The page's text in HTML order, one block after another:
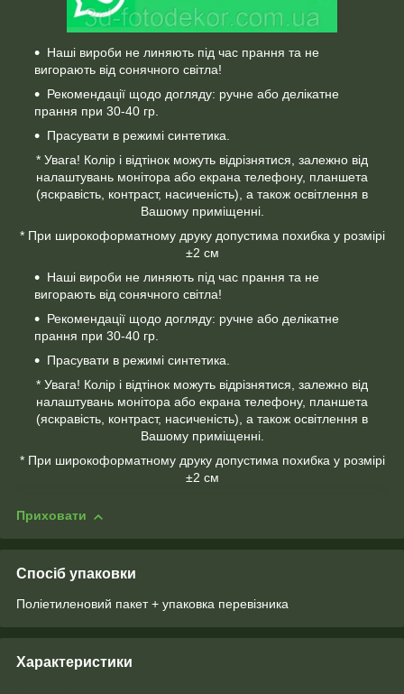
Наші вироби не линяють під час прання та не
вигорають від сонячного світла!
Рекомендації щодо догляду: ручне або делікатне
прання при 30-40 гр.
Прасувати в режимі синтетика.
* Увага! Колір і відтінок можуть відрізнятися, залежно від
налаштувань монітора або екрана телефону, планшета
(яскравість, контраст, насиченість), а також освітлення в
Вашому приміщенні.
* При широкоформатному друку допустима похибка у розмірі
±2 см
Наші вироби не линяють під час прання та не
вигорають від сонячного світла!
Рекомендації щодо догляду: ручне або делікатне
прання при 30-40 гр.
Прасувати в режимі синтетика.
* Увага! Колір і відтінок можуть відрізнятися, залежно від
налаштувань монітора або екрана телефону, планшета
(яскравість, контраст, насиченість), а також освітлення в
Вашому приміщенні.
* При широкоформатному друку допустима похибка у розмірі
±2 см
Приховати
Спосіб упаковки
Поліетиленовий пакет + упаковка перевізника
Характеристики